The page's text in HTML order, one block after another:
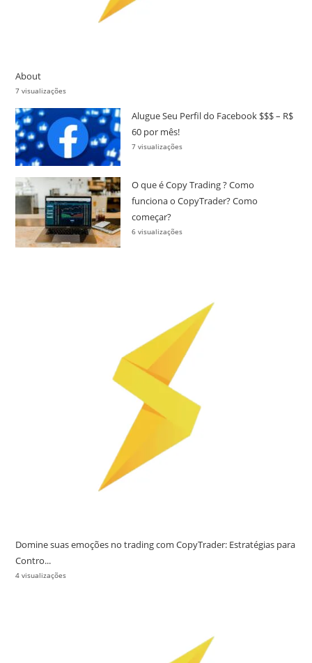
About
7 visualizações
Alugue Seu Perfil do Facebook $$$ – R$
60 por mês!
7 visualizações
O que é Copy Trading ? Como
funciona o CopyTrader? Como
começar?
6 visualizações
Domine suas emoções no trading com CopyTrader: Estratégias para
Contro...
4 visualizações